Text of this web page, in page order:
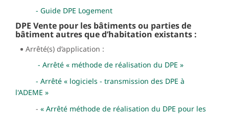
- Guide DPE Logement
DPE Vente pour les bâtiments ou parties de
bâtiment autres que d’habitation existants :
Arrêté(s) d’application :
- Arrêté « méthode de réalisation du DPE »
- Arrêté « logiciels - transmission des DPE à
l'ADEME »
- « Arrêté méthode de réalisation du DPE pour les